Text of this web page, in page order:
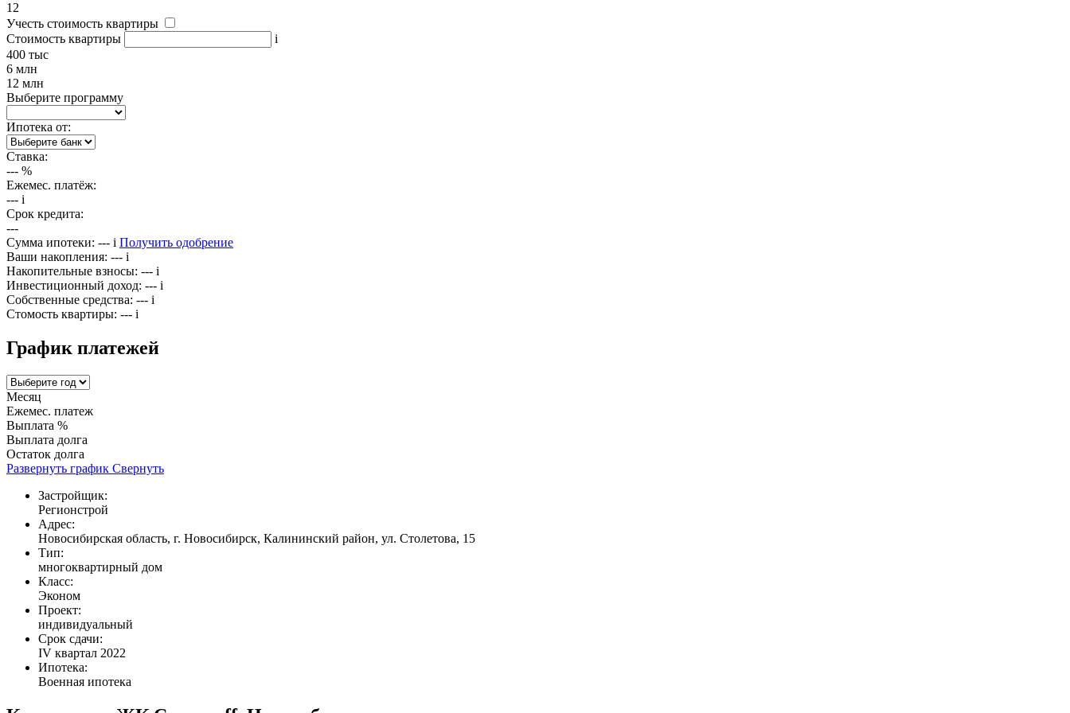
12
Учесть стоимость квартиры
Стоимость квартиры
i
400 тыс
6 млн
12 млн
Выберите программу
Ипотека от:
Ставка:
--- %
Ежемес. платёж:
--- i
Срок кредита:
---
Сумма ипотеки: --- i Получить одобрение
Ваши накопления: --- i
Накопительные взносы: --- i
Инвестиционный доход: --- i
Собственные средства: --- i
Стомость квартиры: --- i
График платежей
Месяц
Ежемес. платеж
Выплата %
Выплата долга
Остаток долга
Развернуть график Свернуть
Застройщик:
Регионстрой
Адрес:
Новосибирская область, г. Новосибирск, Калининский район, ул. Столетова, 15
Тип:
многоквартирный дом
Класс:
Эконом
Проект:
индивидуальный
Срок сдачи:
IV квартал 2022
Ипотека:
Военная ипотека